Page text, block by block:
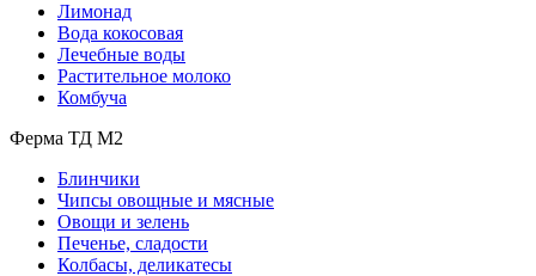
Лимонад
Вода кокосовая
Лечебные воды
Растительное молоко
Комбуча
Ферма ТД М2
Блинчики
Чипсы овощные и мясные
Овощи и зелень
Печенье, сладости
Колбасы, деликатесы